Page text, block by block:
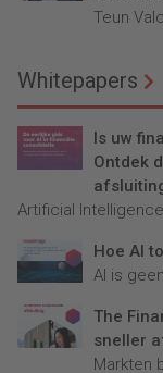
Teun
Whitepapers
Is uw
Ontdek
Artificial
Hoe AI
AI is
The
sneller
Markten